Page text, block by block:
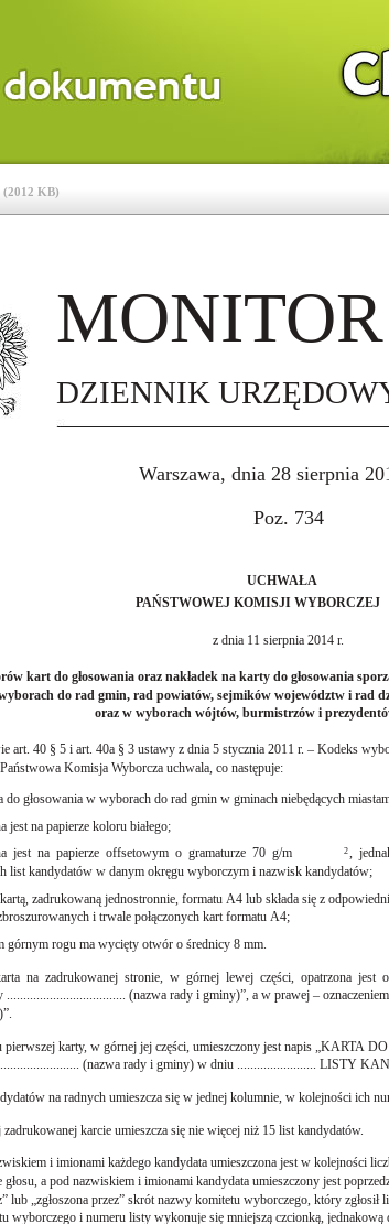
(2012 KB)
DZIENNIK
Warszawa, dnia 28 sierpnia
Poz. 734
UCHWAŁA
PAŃSTWOWEJ KOMISJI WYBORCZEJ
z dnia 11 sierpnia 2014 r.
kart do głosowania oraz nakładek na karty do głosowania
do rad gmin, rad powiatów, sejmików województw i rad
oraz w wyborach wójtów, burmistrzów i
art. 40 § 5 i art. 40a § 3 ustawy z dnia 5 stycznia 2011 r. – Kodeks
Komisja Wyborcza uchwala, co następuje:
do głosowania w wyborach do rad gmin w gminach niebędących
jest na papierze koloru białego;
jest na papierze offsetowym o gramaturze 70 g/m
2,
list kandydatów w danym okręgu wyborczym i nazwisk kandydatów;
zadrukowaną jednostronnie, formatu A4 lub składa się z
i trwale połączonych kart formatu A4;
górnym rogu ma wycięty otwór o średnicy 8 mm.
na zadrukowanej stronie, w górnej lewej części, opatrzona jest
(nazwa rady i gminy)”, a w prawej –
pierwszej karty, w górnej jej części, umieszczony jest napis „KARTA
(nazwa rady i gminy) w dniu ........................ LISTY
na radnych umieszcza się w jednej kolumnie, w kolejności ich
zadrukowanej karcie umieszcza się nie więcej niż 15 list kandydatów.
i imionami każdego kandydata umieszczona jest w kolejności
głosu, a pod nazwiskiem i imionami kandydata umieszczony jest
lub „zgłoszona przez” skrót nazwy komitetu wyborczego, który
wyborczego i numeru listy wykonuje się mniejszą czcionką,